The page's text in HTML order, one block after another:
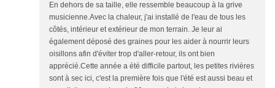
En dehors de sa taille, elle ressemble beaucoup à la grive
musicienne.Avec la chaleur, j'ai installé de l'eau de tous les
côtés, intérieur et extérieur de mon terrain. Je leur ai
également déposé des graines pour les aider à nourrir leurs
oisillons afin d'éviter trop d'aller-retour, ils ont bien
apprécié.Cette année a été difficile partout, les petites rivières
sont à sec ici, c'est la première fois que l'été est aussi beau et